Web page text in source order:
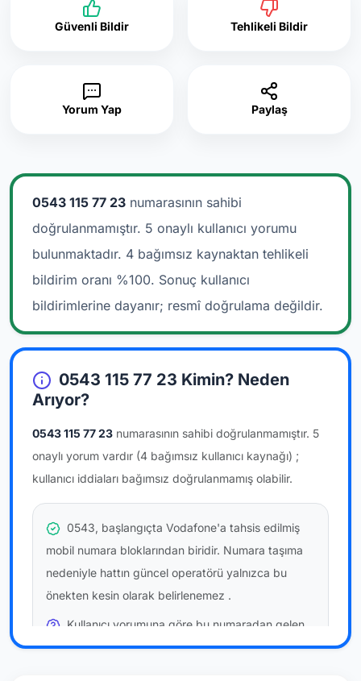
Güvenli Bildir Tehlikeli Bildir
Yorum Yap Paylaş
0543 115 77 23 numarasının sahibi
doğrulanmamıştır. 5 onaylı kullanıcı yorumu
bulunmaktadır. 4 bağımsız kaynaktan tehlikeli
bildirim oranı %100. Sonuç kullanıcı
bildirimlerine dayanır; resmî doğrulama değildir.
0543 115 77 23 Kimin? Neden
Arıyor?
0543 115 77 23 numarasının sahibi doğrulanmamıştır. 5
onaylı yorum vardır (4 bağımsız kullanıcı kaynağı) ;
kullanıcı iddiaları bağımsız doğrulanmamış olabilir.
0543, başlangıçta Vodafone'a tahsis edilmiş
mobil numara bloklarından biridir. Numara taşıma
nedeniyle hattın güncel operatörü yalnızca bu
önekten kesin olarak belirlenemez .
Kullanıcı yorumuna göre bu numaradan gelen
çağrılaratemkinli yaklaşmanızönerilir; bu bir site